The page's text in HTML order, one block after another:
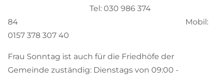
Tel: 030 986 374
84 Mobil:
0157 378 307 40
Frau Sonntag ist auch für die Friedhöfe der
Gemeinde zuständig: Dienstags von 09:00 -